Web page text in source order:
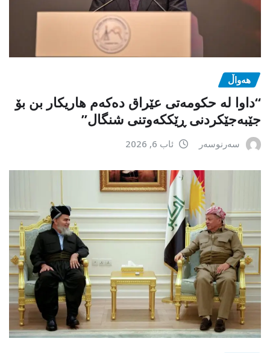
هەواڵ
“داوا لە حكومەتی عێراق دەكەم هاریكار بن بۆ
جێبەجێكردنی ڕێككەوتنی شنگال”
سەرنوسەر ئاب 6, 2026